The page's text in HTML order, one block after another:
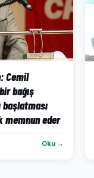
Cemil
bağış
başlatması
memnun eder
Oku →